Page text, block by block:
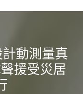
動測量真
援受災居